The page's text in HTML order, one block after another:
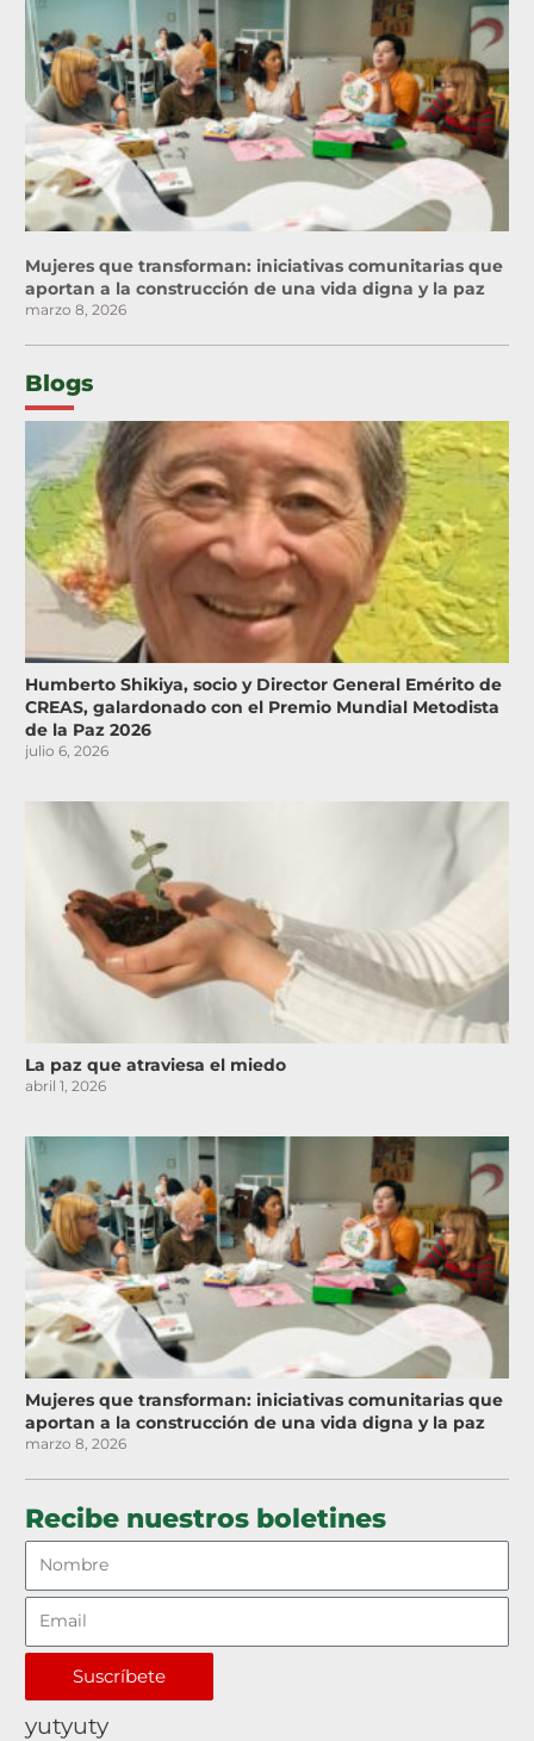
Mujeres que transforman: iniciativas comunitarias que
aportan a la construcción de una vida digna y la paz
marzo 8, 2026
Blogs
Humberto Shikiya, socio y Director General Emérito de
CREAS, galardonado con el Premio Mundial Metodista
de la Paz 2026
julio 6, 2026
La paz que atraviesa el miedo
abril 1, 2026
Mujeres que transforman: iniciativas comunitarias que
aportan a la construcción de una vida digna y la paz
marzo 8, 2026
Recibe nuestros boletines
Suscríbete
yutyuty